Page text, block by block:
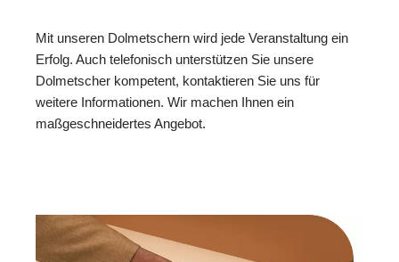
Mit unseren Dolmetschern wird jede Veranstaltung ein
Erfolg. Auch telefonisch unterstützen Sie unsere
Dolmetscher kompetent, kontaktieren Sie uns für
weitere Informationen. Wir machen Ihnen ein
maßgeschneidertes Angebot.